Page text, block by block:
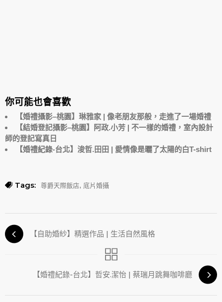
你可能也會喜歡
【婚禮攝影–桃園】琳雅家 | 像老朋友那般，走進了一場婚禮
【結婚登記攝影–桃園】阿政.小芳 | 不一樣的婚禮，室內設計
師的登記寫真日
【婚禮紀錄-台北】浚哲.田田 | 愛情像是曬了太陽的白T-shirt
Tags: 尊爵天際飯店, 底片婚攝
【自助婚紗】精選作品 | 生活自然風格
【婚禮紀錄-台北】哲安.潔怡 | 蔡瑞月跳舞咖啡廳